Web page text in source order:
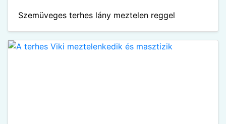
Szemüveges terhes lány meztelen reggel